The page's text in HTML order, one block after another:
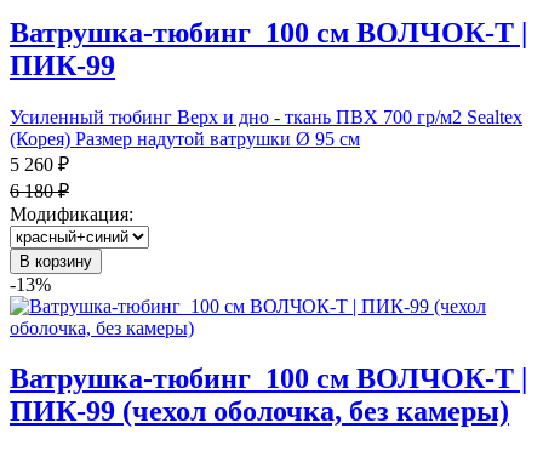
Ватрушка-тюбинг_100 см ВОЛЧОК-Т |
ПИК-99
Усиленный тюбинг Верх и дно - ткань ПВХ 700 гр/м2 Sealtex
(Корея) Размер надутой ватрушки Ø 95 см
5 260 ₽
6 180 ₽
Модификация:
В корзину
-13%
Ватрушка-тюбинг_100 см ВОЛЧОК-Т |
ПИК-99 (чехол оболочка, без камеры)